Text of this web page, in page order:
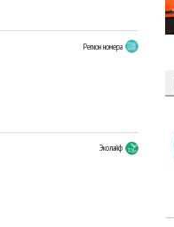
Регион номера
Эколайф